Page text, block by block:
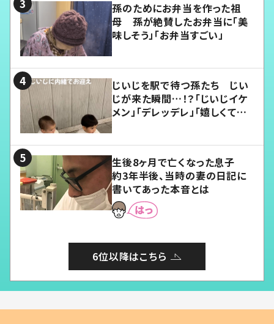
孫のためにお弁当を作った祖
母 孫が絶賛したお弁当に「美
味しそう」「お弁当すごい」
じいじを駅で待つ孫たち じい
じが来た瞬間…！？「じいじイケ
メン」「デレッデレ」「嬉しくて可
生後8ヶ月で亡くなった息子
約3年半後、当時の妻の日記に
書いてあった本音とは
6位以降はこちら